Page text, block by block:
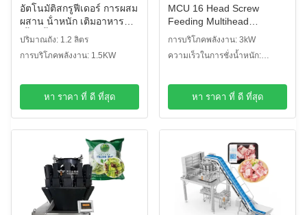
อัตโนมัติสกรูฟีเดอร์ การผสม
ผสาน น้ําหนัก เติมอาหารติด
เนื้อ เนื้อทองดํา น้ําหนักหลาย
ปริมาณถัง: 1.2 ลิตร
การบริโภคพลังงาน: 1.5KW
หา ราคา ที่ ดี ที่สุด
MCU 16 Head Screw
Feeding Multihead
Weigher สําหรับอาหารที่ทํา
แล้ว เนื้อวัว เคอรี่ เนื้อสด
การบริโภคพลังงาน: 3kW
ความเร็วในการชั่งน้ำหนัก:
หา ราคา ที่ ดี ที่สุด